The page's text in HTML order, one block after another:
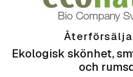
Ekologisk skönhet,
och